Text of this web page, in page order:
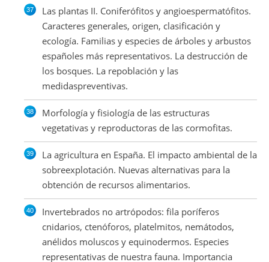
Las plantas II. Coniferófitos y angioespermatófitos.
Caracteres generales, origen, clasificación y
ecología. Familias y especies de árboles y arbustos
españoles más representativos. La destrucción de
los bosques. La repoblación y las
medidaspreventivas.
Morfología y fisiología de las estructuras
vegetativas y reproductoras de las cormofitas.
La agricultura en España. El impacto ambiental de la
sobreexplotación. Nuevas alternativas para la
obtención de recursos alimentarios.
Invertebrados no artrópodos: fila poríferos
cnidarios, ctenóforos, platelmitos, nemátodos,
anélidos moluscos y equinodermos. Especies
representativas de nuestra fauna. Importancia